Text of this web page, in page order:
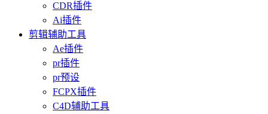
CDR插件
Ai插件
剪辑辅助工具
Ae插件
pr插件
pr预设
FCPX插件
C4D辅助工具